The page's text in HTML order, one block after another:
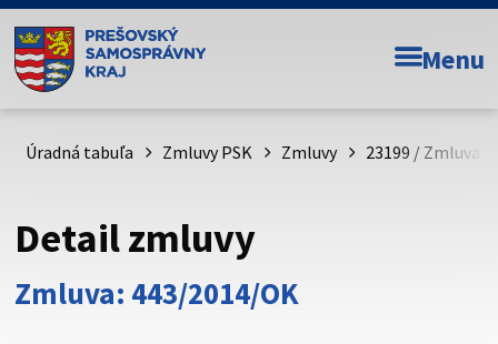
Doména psk.sk je oficiálna
Toto je oficiálna webová stránka Prešovského
psk.sk.
Buďte pozorní a vždy sa uistite, že zdieľate informácie iba
cez zabezpečenú webovú stránku. Zabezpečená stránka
vždy začína https:// pred názvom domény webového sídla.
Menu
Úradná tabuľa Zmluvy PSK Zmluvy 23199 / Zmluva
Detail zmluvy
Zmluva: 443/2014/OK